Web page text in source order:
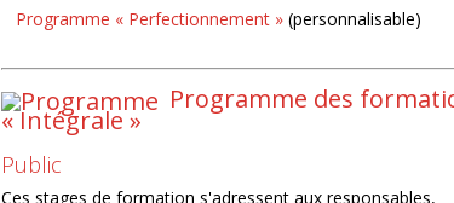
Programme « Perfectionnement » (personnalisable)
Programme des
« Intégrale »
Public
Ces stages de formation s'adressent aux responsables,